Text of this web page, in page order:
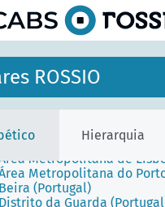
ROSSIO
Hierarquia
Ibérica
(Portugal)
(Portugal)
Continental
(Portugal)
(Portugal)
Metropolitana de
Metropolitana do
Beira (Portugal)
Distrito da Guarda